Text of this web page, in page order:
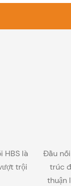
HBS là
trội
Đầu
trúc
thuận